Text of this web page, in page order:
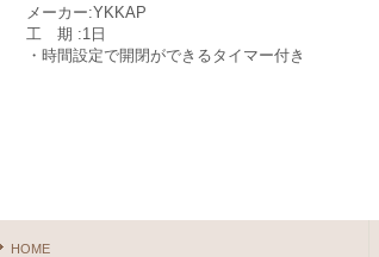
メーカー:YKKAP
工 期 :1日
・時間設定で開閉ができるタイマー付き
HOME